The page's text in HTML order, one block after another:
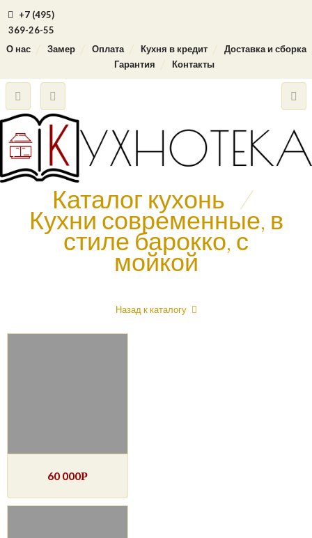
+7 (495)
369-26-55
О нас
Замер Оплата Кухня в кредит
Доставка и сборка
Гарантия
Контакты
Каталог кухонь /
Кухни современные, в
стиле барокко, с
мойкой
Назад к каталогу
60 000Р